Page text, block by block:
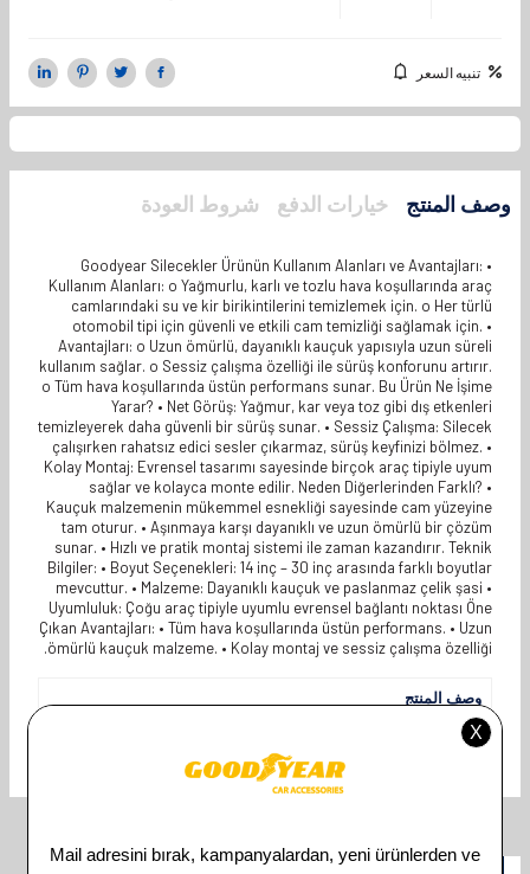
تنبيه السعر
وصف المنتج خيارات الدفع شروط العودة
Goodyear Silecekler Ürünün Kullanım Alanları ve Avantajları: •
Kullanım Alanları: o Yağmurlu, karlı ve tozlu hava koşullarında araç
camlarındaki su ve kir birikintilerini temizlemek için. o Her türlü
otomobil tipi için güvenli ve etkili cam temizliği sağlamak için. •
Avantajları: o Uzun ömürlü, dayanıklı kauçuk yapısıyla uzun süreli
kullanım sağlar. o Sessiz çalışma özelliği ile sürüş konforunu artırır.
o Tüm hava koşullarında üstün performans sunar. Bu Ürün Ne İşime
Yarar? • Net Görüş: Yağmur, kar veya toz gibi dış etkenleri
temizleyerek daha güvenli bir sürüş sunar. • Sessiz Çalışma: Silecek
çalışırken rahatsız edici sesler çıkarmaz, sürüş keyfinizi bölmez. •
Kolay Montaj: Evrensel tasarımı sayesinde birçok araç tipiyle uyum
sağlar ve kolayca monte edilir. Neden Diğerlerinden Farklı? •
Kauçuk malzemenin mükemmel esnekliği sayesinde cam yüzeyine
tam oturur. • Aşınmaya karşı dayanıklı ve uzun ömürlü bir çözüm
sunar. • Hızlı ve pratik montaj sistemi ile zaman kazandırır. Teknik
Bilgiler: • Boyut Seçenekleri: 14 inç – 30 inç arasında farklı boyutlar
mevcuttur. • Malzeme: Dayanıklı kauçuk ve paslanmaz çelik şasi •
Uyumluluk: Çoğu araç tipiyle uyumlu evrensel bağlantı noktası Öne
Çıkan Avantajları: • Tüm hava koşullarında üstün performans. • Uzun
ömürlü kauçuk malzeme. • Kolay montaj ve sessiz çalışma özelliği.
وصف المنتج
Uyumlu Araç Modeli